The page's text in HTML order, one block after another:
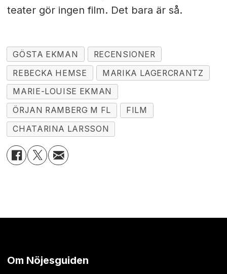
teater gör ingen film. Det bara är så.
GÖSTA EKMAN
RECENSIONER
REBECKA HEMSE
MARIKA LAGERCRANTZ
MARIE-LOUISE EKMAN
ÖRJAN RAMBERG M FL
FILM
CHATARINA LARSSON
Om Nöjesguiden